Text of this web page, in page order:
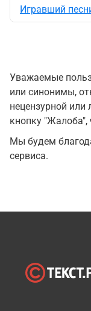
Игравший
Уважаемые
или синонимы,
нецензурной или
кнопку
Мы будем
сервиса.